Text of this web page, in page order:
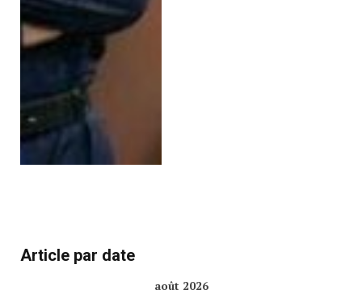
Article par date
août 2026